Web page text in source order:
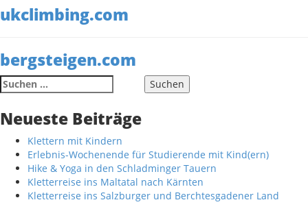
ukclimbing.com
bergsteigen.com
Suche
nach:
Neueste Beiträge
Klettern mit Kindern
Erlebnis-Wochenende für Studierende mit Kind(ern)
Hike & Yoga in den Schladminger Tauern
Kletterreise ins Maltatal nach Kärnten
Kletterreise ins Salzburger und Berchtesgadener Land